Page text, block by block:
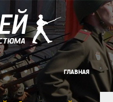
ГЛАВНАЯ